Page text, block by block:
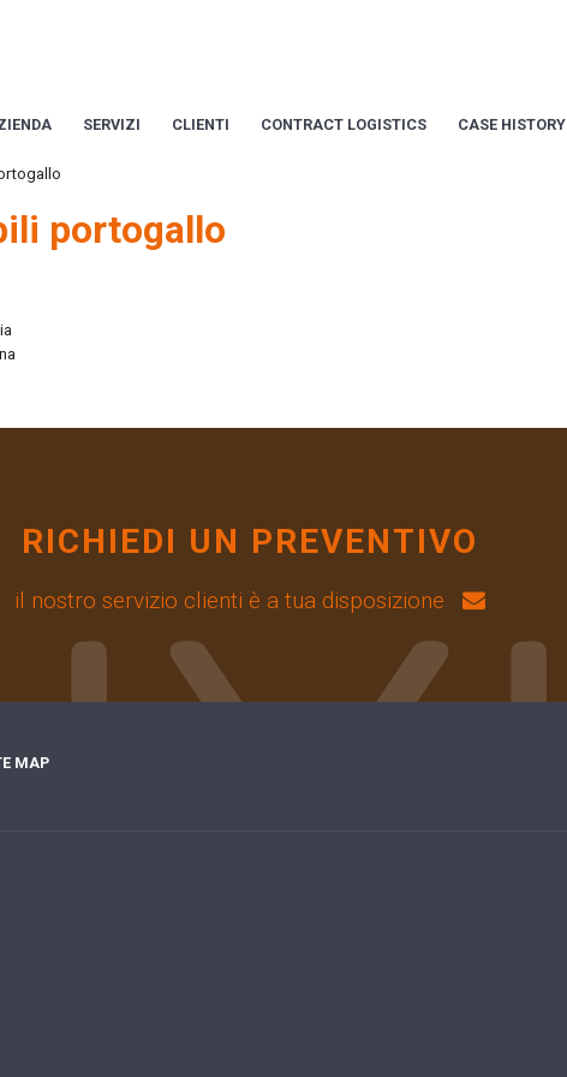
SERVIZI CLIENTI CONTRACT LOGISTICS CASE HISTORY
portogallo
RICHIEDI UN PREVENTIVO
il nostro servizio clienti è a tua disposizione
MAP